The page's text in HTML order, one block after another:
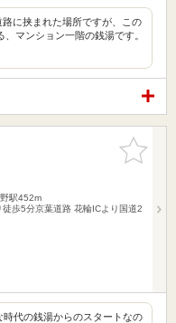
に挟まれた場所ですが、この
マンション一階の銭湯です。
お気に入
りに追加
駅452m
歩5分京葉道路 花輪ICより国道2
代の銭湯からのスタートなの